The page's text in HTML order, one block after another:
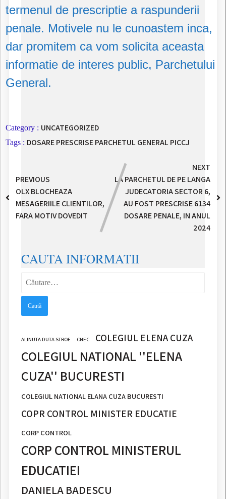
termenul de prescriptie a raspunderii
penale. Motivele nu le cunoastem inca,
dar promitem ca vom solicita aceasta
informatie de interes public, Parchetului
General.
Category : UNCATEGORIZED
Tags : DOSARE PRESCRISEPARCHETUL GENERAL PICCJ
PREVIOUS
OLX BLOCHEAZA
MESAGERIILE CLIENTILOR,
FARA MOTIV DOVEDIT
NEXT
LA PARCHETUL DE PE LANGA
JUDECATORIA SECTOR 6,
AU FOST PRESCRISE 6134
DOSARE PENALE, IN ANUL
2024
CAUTA INFORMATII
ALINUTA DUTA STROE CNEC COLEGIUL ELENA CUZA
COLEGIUL NATIONAL ''ELENA
CUZA'' BUCURESTI
COLEGIUL NATIONAL ELANA CUZA BUCURESTI
COPR CONTROL MINISTER EDUCATIE
CORP CONTROL
CORP CONTROL MINISTERUL
EDUCATIEI
DANIELA BADESCU